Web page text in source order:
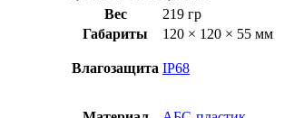
Вес
219 гр
Габариты
120 × 120 × 55 мм
Влагозащита IP68